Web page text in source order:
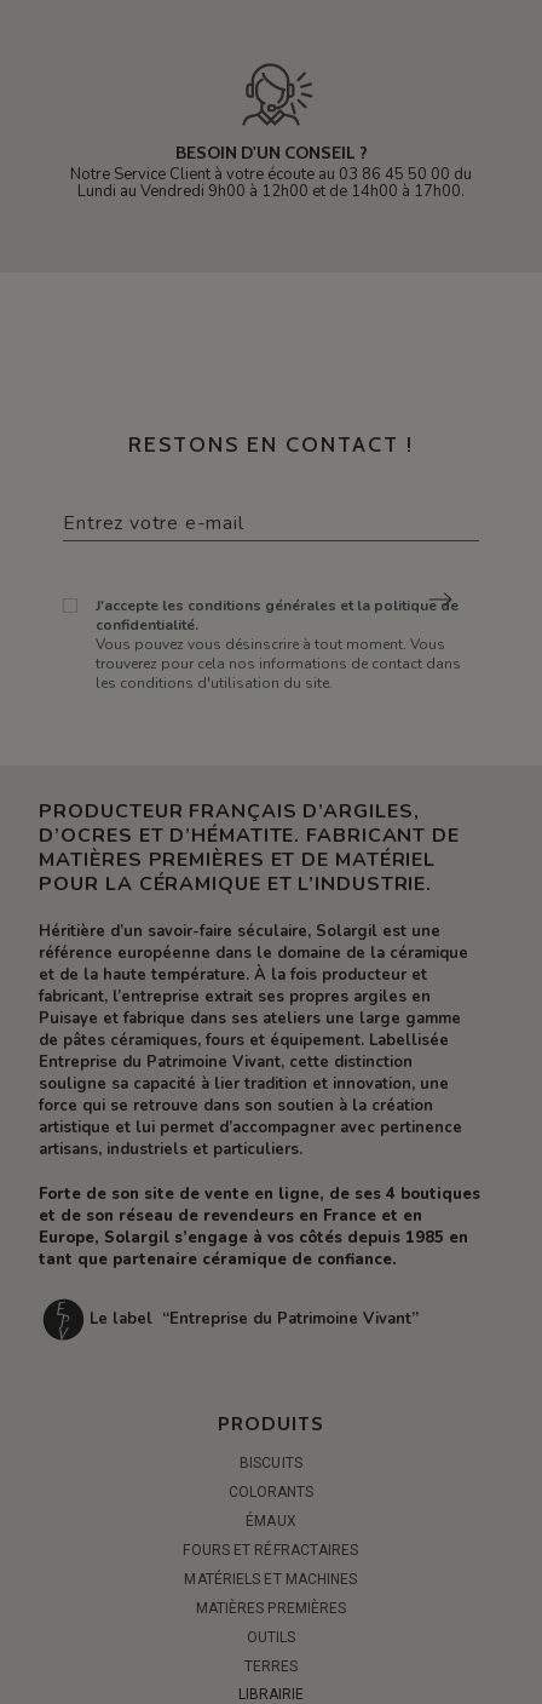
BESOIN D'UN CONSEIL ?
Notre Service Client à votre écoute au 03 86 45 50 00 du
Lundi au Vendredi 9h00 à 12h00 et de 14h00 à 17h00.
RESTONS EN CONTACT !
J'accepte les conditions générales et la politique de
confidentialité.
Vous pouvez vous désinscrire à tout moment. Vous
trouverez pour cela nos informations de contact dans
les conditions d'utilisation du site.
PRODUCTEUR FRANÇAIS D’ARGILES,
D’OCRES ET D’HÉMATITE. FABRICANT DE
MATIÈRES PREMIÈRES ET DE MATÉRIEL
POUR LA CÉRAMIQUE ET L’INDUSTRIE.
Héritière d’un savoir-faire séculaire, Solargil est une
référence européenne dans le domaine de la céramique
et de la haute température. À la fois producteur et
fabricant, l’entreprise extrait ses propres argiles en
Puisaye et fabrique dans ses ateliers une large gamme
de pâtes céramiques, fours et équipement. Labellisée
Entreprise du Patrimoine Vivant, cette distinction
souligne sa capacité à lier tradition et innovation, une
force qui se retrouve dans son soutien à la création
artistique et lui permet d’accompagner avec pertinence
artisans, industriels et particuliers.
Forte de son site de vente en ligne, de ses 4 boutiques
et de son réseau de revendeurs en France et en
Europe, Solargil s’engage à vos côtés depuis 1985 en
tant que partenaire céramique de confiance.
Le label “Entreprise du Patrimoine Vivant”
PRODUITS
BISCUITS
COLORANTS
ÉMAUX
FOURS ET RÉFRACTAIRES
MATÉRIELS ET MACHINES
MATIÈRES PREMIÈRES
OUTILS
TERRES
LIBRAIRIE